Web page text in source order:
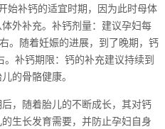
始补钙的适宜时期，因为此时母体
外补充。补钙剂量：建议孕妇每
。随着妊娠的进展，到了晚期，钙
补钙期限：钙的补充建议持续到
的骨骼健康。
，随着胎儿的不断成长，其对钙
生长发育需要，并防止孕妇自身